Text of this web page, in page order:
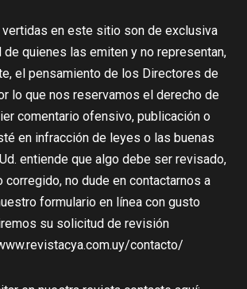
en este sitio son de exclusiva
quienes las emiten y no representan,
el pensamiento de los Directores de
lo que nos reservamos el derecho de
comentario ofensivo, publicación o
en infracción de leyes o las buenas
entiende que algo debe ser revisado,
corregido, no dude en contactarnos a
formulario en línea con gusto
su solicitud de revisión
contacto/